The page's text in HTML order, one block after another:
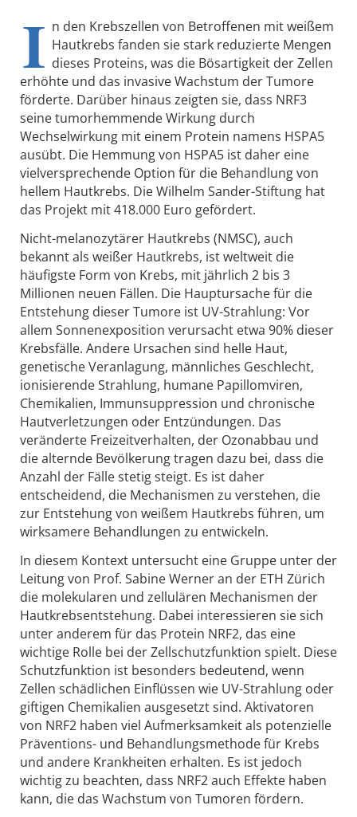
I n den Krebszellen von Betroffenen mit weißem
Hautkrebs fanden sie stark reduzierte Mengen
dieses Proteins, was die Bösartigkeit der Zellen
erhöhte und das invasive Wachstum der Tumore
förderte. Darüber hinaus zeigten sie, dass NRF3
seine tumorhemmende Wirkung durch
Wechselwirkung mit einem Protein namens HSPA5
ausübt. Die Hemmung von HSPA5 ist daher eine
vielversprechende Option für die Behandlung von
hellem Hautkrebs. Die Wilhelm Sander-Stiftung hat
das Projekt mit 418.000 Euro gefördert.
Nicht-melanozytärer Hautkrebs (NMSC), auch
bekannt als weißer Hautkrebs, ist weltweit die
häufigste Form von Krebs, mit jährlich 2 bis 3
Millionen neuen Fällen. Die Hauptursache für die
Entstehung dieser Tumore ist UV-Strahlung: Vor
allem Sonnenexposition verursacht etwa 90% dieser
Krebsfälle. Andere Ursachen sind helle Haut,
genetische Veranlagung, männliches Geschlecht,
ionisierende Strahlung, humane Papillomviren,
Chemikalien, Immunsuppression und chronische
Hautverletzungen oder Entzündungen. Das
veränderte Freizeitverhalten, der Ozonabbau und
die alternde Bevölkerung tragen dazu bei, dass die
Anzahl der Fälle stetig steigt. Es ist daher
entscheidend, die Mechanismen zu verstehen, die
zur Entstehung von weißem Hautkrebs führen, um
wirksamere Behandlungen zu entwickeln.
In diesem Kontext untersucht eine Gruppe unter der
Leitung von Prof. Sabine Werner an der ETH Zürich
die molekularen und zellulären Mechanismen der
Hautkrebsentstehung. Dabei interessieren sie sich
unter anderem für das Protein NRF2, das eine
wichtige Rolle bei der Zellschutzfunktion spielt. Diese
Schutzfunktion ist besonders bedeutend, wenn
Zellen schädlichen Einflüssen wie UV-Strahlung oder
giftigen Chemikalien ausgesetzt sind. Aktivatoren
von NRF2 haben viel Aufmerksamkeit als potenzielle
Präventions- und Behandlungsmethode für Krebs
und andere Krankheiten erhalten. Es ist jedoch
wichtig zu beachten, dass NRF2 auch Effekte haben
kann, die das Wachstum von Tumoren fördern.